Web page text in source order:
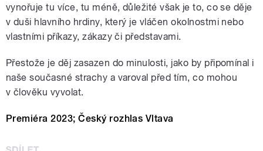
vynořuje tu více, tu méně, důležité však je to, co se děje
v duši hlavního hrdiny, který je vláčen okolnostmi nebo
vlastními příkazy, zákazy či představami.
Přestože je děj zasazen do minulosti, jako by připomínal i
naše současné strachy a varoval před tím, co mohou
v člověku vyvolat.
Premiéra 2023; Český rozhlas Vltava